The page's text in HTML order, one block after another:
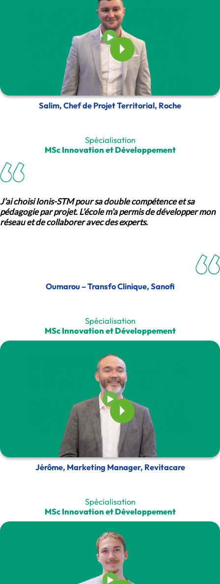
Salim, Chef de Projet Territorial, Roche
Spécialisation
MSc Innovation et Développement
J’ai choisi Ionis-STM pour sa double compétence et sa
pédagogie par projet. L’école m’a permis de développer mon
réseau et de collaborer avec des experts.
Oumarou – Transfo Clinique, Sanofi
Spécialisation
MSc Innovation et Développement
Jérôme, Marketing Manager, Revitacare
Spécialisation
MSc Innovation et Développement